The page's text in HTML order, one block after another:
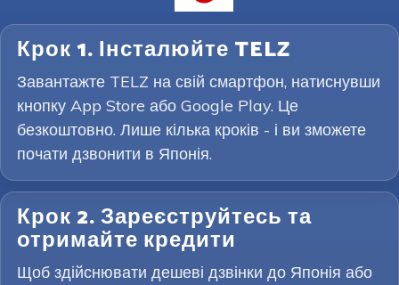
Крок 1. Інсталюйте TELZ
Завантажте TELZ на свій смартфон, натиснувши
кнопку App Store або Google Play. Це
безкоштовно. Лише кілька кроків - і ви зможете
почати дзвонити в Японія.
Крок 2. Зареєструйтесь та
отримайте кредити
Щоб здійснювати дешеві дзвінки до Японія або